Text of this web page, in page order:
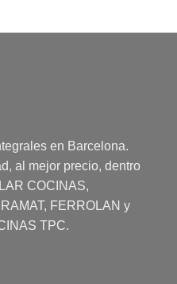
en Barcelona.
al mejor precio, dentro
COCINAS,
FERROLAN y
TPC.